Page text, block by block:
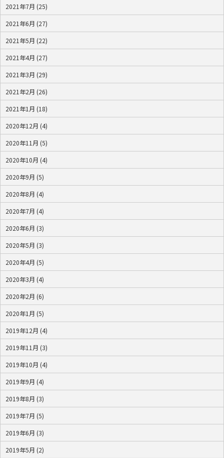
2021年7月 (25)
2021年6月 (27)
2021年5月 (22)
2021年4月 (27)
2021年3月 (29)
2021年2月 (26)
2021年1月 (18)
2020年12月 (4)
2020年11月 (5)
2020年10月 (4)
2020年9月 (5)
2020年8月 (4)
2020年7月 (4)
2020年6月 (3)
2020年5月 (3)
2020年4月 (5)
2020年3月 (4)
2020年2月 (6)
2020年1月 (5)
2019年12月 (4)
2019年11月 (3)
2019年10月 (4)
2019年9月 (4)
2019年8月 (3)
2019年7月 (5)
2019年6月 (3)
2019年5月 (2)